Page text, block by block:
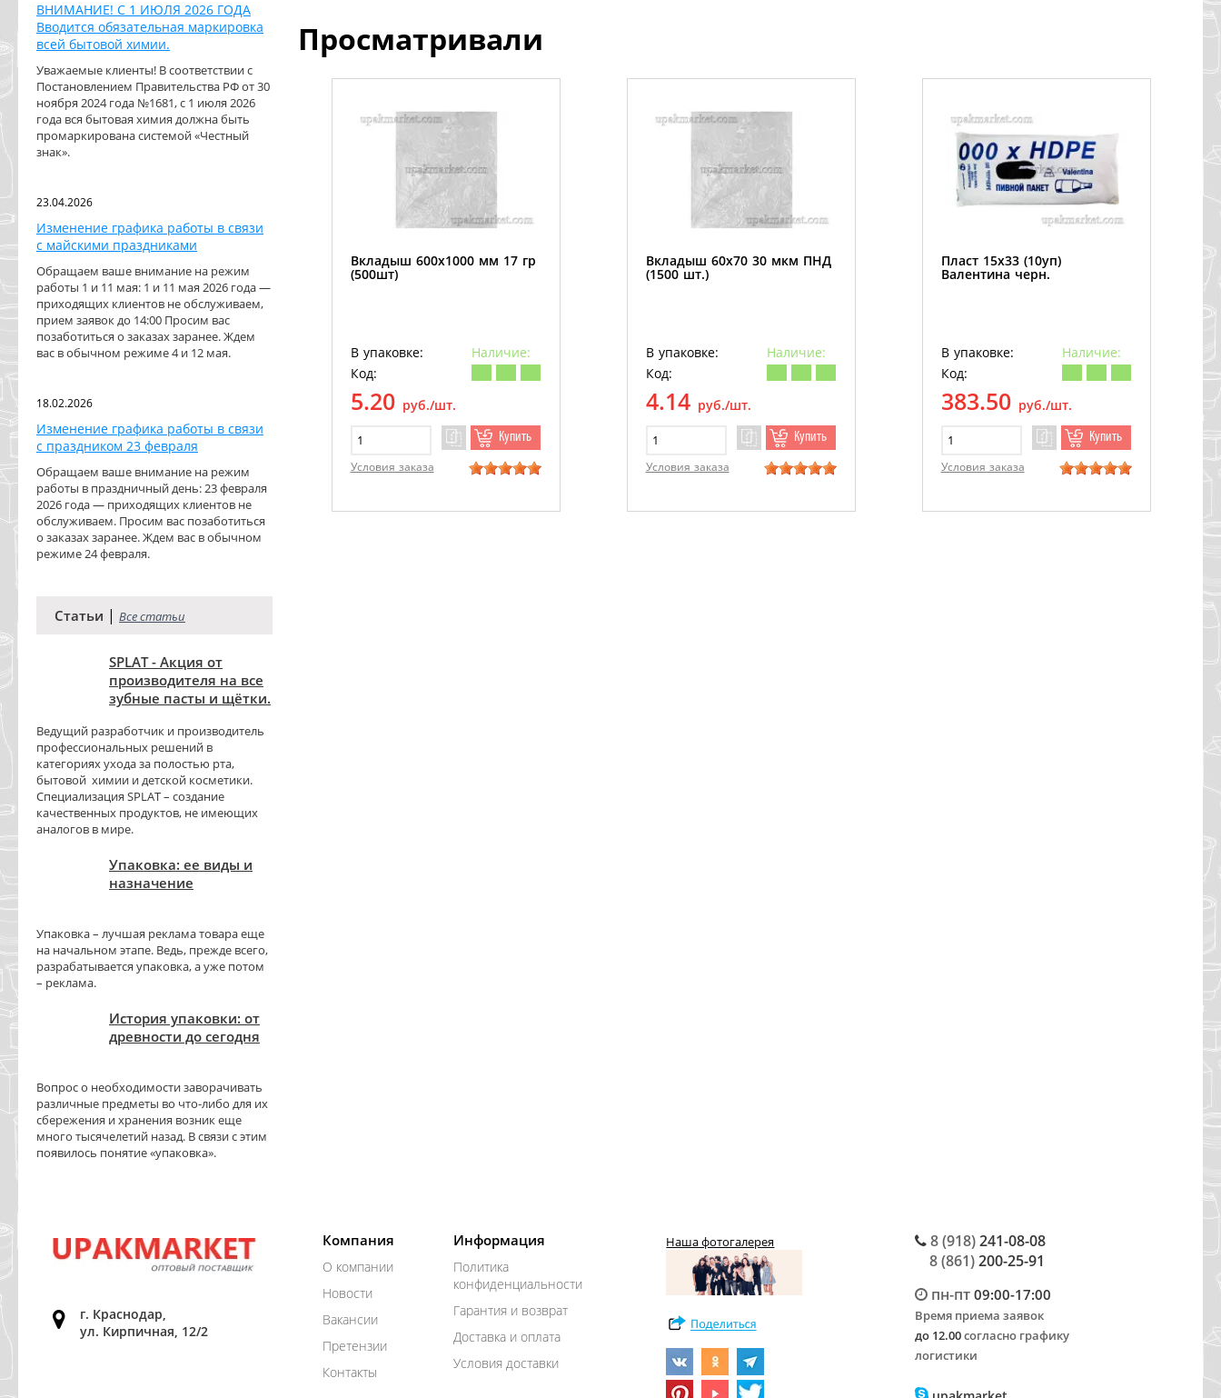
ВНИМАНИЕ! С 1 ИЮЛЯ 2026 ГОДА
Вводится обязательная маркировка
всей бытовой химии.
Уважаемые клиенты! В соответствии с
Постановлением Правительства РФ от 30
ноября 2024 года №1681, с 1 июля 2026
года вся бытовая химия должна быть
промаркирована системой «Честный
знак».
23.04.2026
Изменение графика работы в связи
с майскими праздниками
Обращаем ваше внимание на режим
работы 1 и 11 мая: 1 и 11 мая 2026 года —
приходящих клиентов не обслуживаем,
прием заявок до 14:00 Просим вас
позаботиться о заказах заранее. Ждем
вас в обычном режиме 4 и 12 мая.
18.02.2026
Изменение графика работы в связи
с праздником 23 февраля
Обращаем ваше внимание на режим
работы в праздничный день: 23 февраля
2026 года — приходящих клиентов не
обслуживаем. Просим вас позаботиться
о заказах заранее. Ждем вас в обычном
режиме 24 февраля.
Статьи | Все статьи
SPLAT - Акция от
производителя на все
зубные пасты и щётки.
Ведущий разработчик и производитель
профессиональных решений в
категориях ухода за полостью рта,
бытовой химии и детской косметики.
Специализация SPLAT – создание
качественных продуктов, не имеющих
аналогов в мире.
Упаковка: ее виды и
назначение
Упаковка – лучшая реклама товара еще
на начальном этапе. Ведь, прежде всего,
разрабатывается упаковка, а уже потом
– реклама.
История упаковки: от
древности до сегодня
Вопрос о необходимости заворачивать
различные предметы во что-либо для их
сбережения и хранения возник еще
много тысячелетий назад. В связи с этим
появилось понятие «упаковка».
Просматривали
Вкладыш 600х1000 мм 17 гр
(500шт)
В упаковке:
Наличие:
Код:
5.20 руб./шт.
Купить
Условия заказа
Вкладыш 60х70 30 мкм ПНД
(1500 шт.)
В упаковке:
Наличие:
Код:
4.14 руб./шт.
Купить
Условия заказа
Пласт 15х33 (10уп)
Валентина черн.
В упаковке:
Наличие:
Код:
383.50 руб./шт.
Купить
Условия заказа
г. Краснодар,
ул. Кирпичная, 12/2
Компания
О компании
Новости
Вакансии
Претензии
Контакты
Информация
Политика
конфиденциальности
Гарантия и возврат
Доставка и оплата
Условия доставки
Наша фотогалерея 8 (918)241-08-08
8 (861)200-25-91
пн-пт09:00-17:00
Время приема заявок
до 12.00согласно графику
логистики